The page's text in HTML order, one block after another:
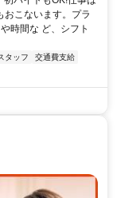
おこないます。プラ
時間な ど、シフト
タッフ
交通費支給